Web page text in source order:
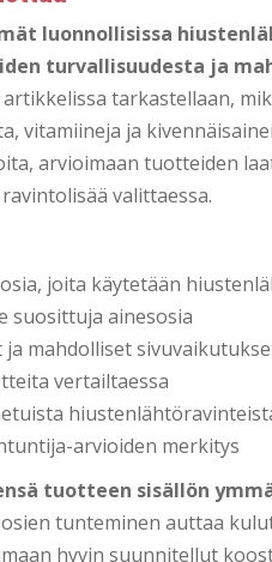
luonnollisissa
turvallisuudesta ja
tarkastellaan,
vitamiineja ja
arvioimaan tuotteiden
valittaessa.
joita käytetään
suosittuja ainesosia
mahdolliset
vertailtaessa
arvioiden merkitys
tuotteen sisällön
tunteminen auttaa
hyvin suunnitellut